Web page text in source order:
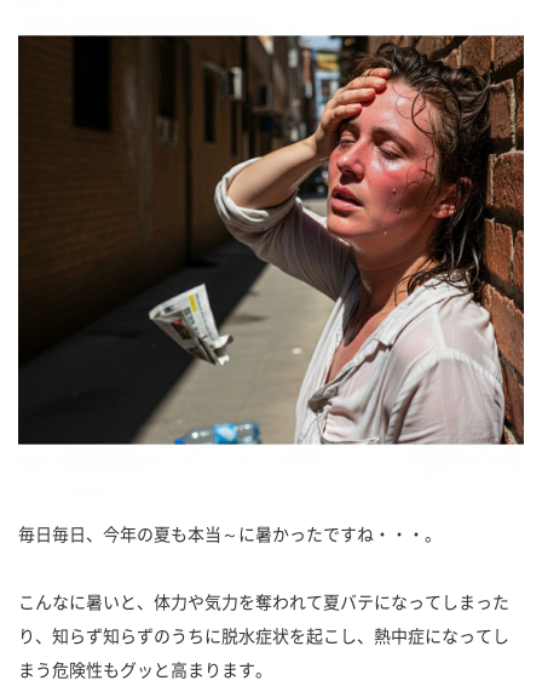
毎日毎日、今年の夏も本当～に暑かったですね・・・。
こんなに暑いと、体力や気力を奪われて夏バテになってしまった
り、知らず知らずのうちに脱水症状を起こし、熱中症になってし
まう危険性もグッと高まります。